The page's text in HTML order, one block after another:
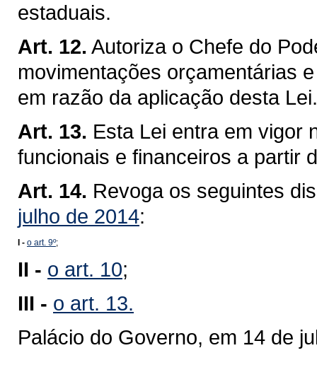
estaduais.
Art. 12. Autoriza o Chefe do
movimentações orçamentárias
em razão da aplicação desta Lei.
Art. 13. Esta Lei entra em vigor
funcionais e financeiros a partir
Art. 14. Revoga os seguintes
julho de 2014:
I - o art. 9º;
II - o art. 10;
III - o art. 13.
Palácio do Governo, em 14 de